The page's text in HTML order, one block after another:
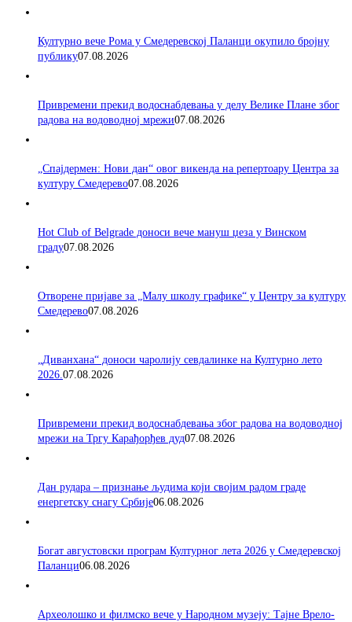
Културно вече Рома у Смедеревској Паланци окупило бројну
публику07.08.2026
Привремени прекид водоснабдевања у делу Велике Плане због
радова на водоводној мрежи07.08.2026
„Спајдермен: Нови дан“ овог викенда на репертоару Центра за
културу Смедерево07.08.2026
Hot Club of Belgrade доноси вече мануш џеза у Винском
граду07.08.2026
Отворене пријаве за „Малу школу графике“ у Центру за културу
Смедерево07.08.2026
„Диванхана“ доноси чаролију севдалинке на Културно лето
2026. 07.08.2026
Привремени прекид водоснабдевања због радова на водоводној
мрежи на Тргу Карађорђев дуд07.08.2026
Дан рудара – признање људима који својим радом граде
енергетску снагу Србије06.08.2026
Богат августовски програм Културног лета 2026 у Смедеревској
Паланци06.08.2026
Археолошко и филмско вече у Народном музеју: Тајне Врело-